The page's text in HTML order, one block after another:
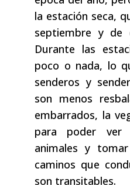
la estación seca,
septiembre y de
Durante las
poco o nada, lo
senderos y
son menos
embarrados, la
para poder ver
animales y
caminos que
son transitables.